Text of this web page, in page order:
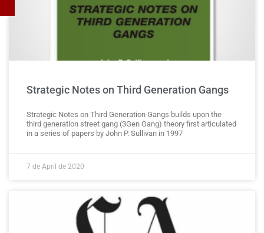
Strategic Notes on Third Generation Gangs
Strategic Notes on Third Generation Gangs builds upon the
third generation street gang (3Gen Gang) theory first articulated
in a series of papers by John P. Sullivan in 1997
7 de April de 2020